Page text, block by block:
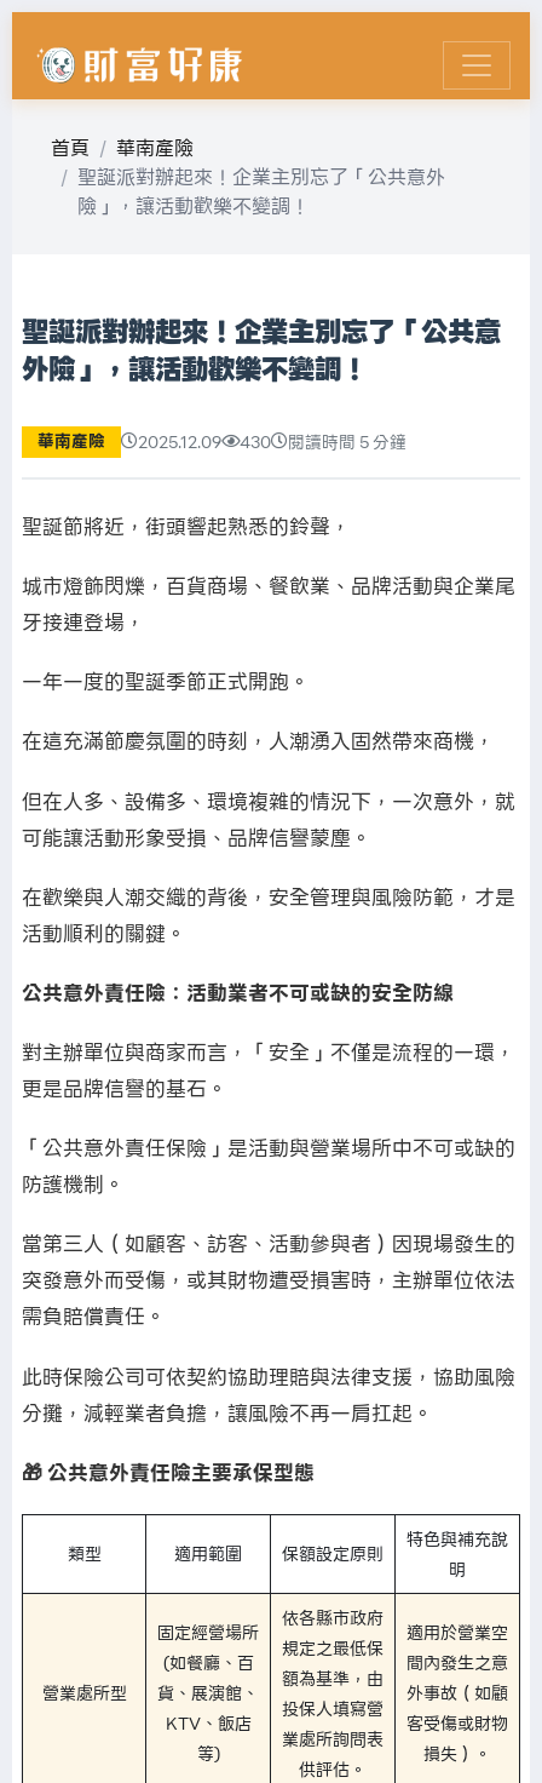
首頁
華南產險
聖誕派對辦起來！企業主別忘了「公共意外
險」，讓活動歡樂不變調！
聖誕派對辦起來！企業主別忘了「公共意
外險」，讓活動歡樂不變調！
華南產險 2025.12.09 430 閱讀時間 5 分鐘
聖誕節將近，街頭響起熟悉的鈴聲，
城市燈飾閃爍，百貨商場、餐飲業、品牌活動與企業尾
牙接連登場，
一年一度的聖誕季節正式開跑。
在這充滿節慶氛圍的時刻，人潮湧入固然帶來商機，
但在人多、設備多、環境複雜的情況下，一次意外，就
可能讓活動形象受損、品牌信譽蒙塵。
在歡樂與人潮交織的背後，安全管理與風險防範，才是
活動順利的關鍵。
公共意外責任險：活動業者不可或缺的安全防線
對主辦單位與商家而言，「安全」不僅是流程的一環，
更是品牌信譽的基石。
「公共意外責任保險」是活動與營業場所中不可或缺的
防護機制。
當第三人（如顧客、訪客、活動參與者）因現場發生的
突發意外而受傷，或其財物遭受損害時，主辦單位依法
需負賠償責任。
此時保險公司可依契約協助理賠與法律支援，協助風險
分攤，減輕業者負擔，讓風險不再一肩扛起。
🎁 公共意外責任險主要承保型態
類型 適用範圍 保額設定原則
特色與補充說
明
營業處所型
固定經營場所
(如餐廳、百
貨、展演館、
KTV、飯店
等)
依各縣市政府
規定之最低保
額為基準，由
投保人填寫營
業處所詢問表
供評估。
適用於營業空
間內發生之意
外事故（如顧
客受傷或財物
損失）。